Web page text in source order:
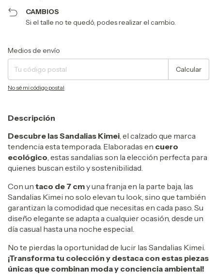
CAMBIOS
Si el talle no te quedó, podes realizar el cambio.
Entregas para el CP:
Medios de envío
Calcular
No sé mi código postal
Descripción
Descubre las Sandalias Kimei , el calzado que marca
tendencia esta temporada. Elaboradas en cuero
ecológico , estas sandalias son la elección perfecta para
quienes buscan estilo y sostenibilidad.
Con un taco de 7 cmy una franja en la parte baja, las
Sandalias Kimei no solo elevan tu look, sino que también
garantizan la comodidad que necesitas en cada paso. Su
diseño elegante se adapta a cualquier ocasión, desde un
día casual hasta una noche especial.
No te pierdas la oportunidad de lucir las Sandalias Kimei.
¡Transforma tu colección y destaca con estas piezas
únicas que combinan moda y conciencia ambiental!